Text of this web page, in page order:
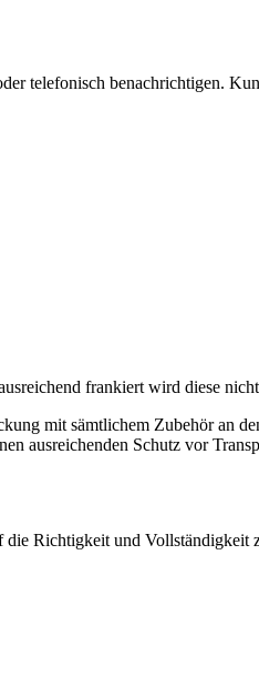
telefonisch benachrichtigen.
frankiert wird diese
mit sämtlichem Zubehör an
ausreichenden Schutz vor
Richtigkeit und Vollständigkeit